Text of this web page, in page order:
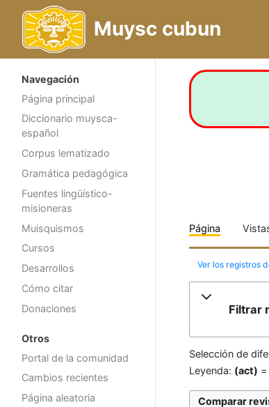
Muysc cubun
Navegación
Página principal
Diccionario muysca-
español
Corpus lematizado
Gramática pedagógica
Fuentes lingüístico-
misioneras
Muisquismos
Cursos
Desarrollos
Cómo citar
Donaciones
Otros
Portal de la comunidad
Cambios recientes
Página aleatoria
Página
Ver los registros
Filtrar
Selección de
Leyenda: (act)